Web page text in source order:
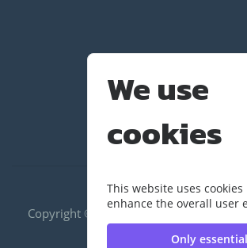
We use
cookies
This website uses
enhance the overall user
Only
Copyright ©2020 RUS|กองพัฒนานักศึกษ
เทคโนโลยีราชมงคลสุวรรณภูมิ